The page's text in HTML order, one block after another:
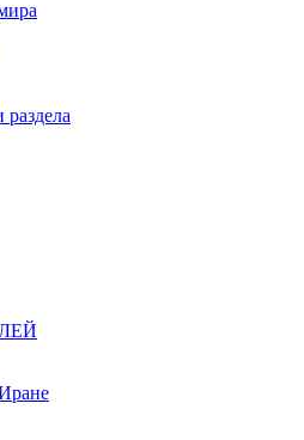
раздела